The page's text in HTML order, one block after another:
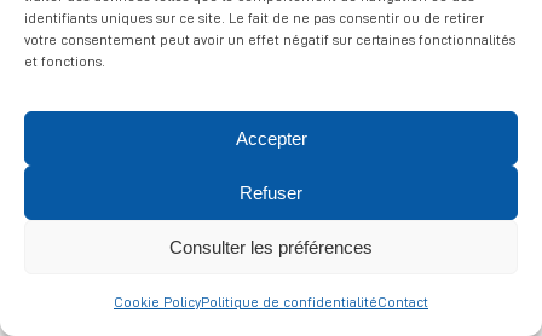
identifiants uniques sur ce site. Le fait de ne pas consentir ou de retirer
votre consentement peut avoir un effet négatif sur certaines fonctionnalités
et fonctions.
Accepter
Refuser
Consulter les préférences
Cookie PolicyPolitique de confidentialitéContact
© 2026 ALIS | All rights reserved
légales